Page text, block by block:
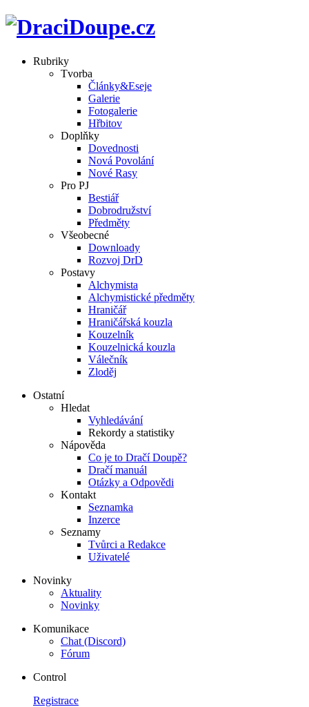
Rubriky
Tvorba
Články&Eseje
Galerie
Fotogalerie
Hřbitov
Doplňky
Dovednosti
Nová Povolání
Nové Rasy
Pro PJ
Bestiář
Dobrodružství
Předměty
Všeobecné
Downloady
Rozvoj DrD
Postavy
Alchymista
Alchymistické předměty
Hraničář
Hraničářská kouzla
Kouzelník
Kouzelnická kouzla
Válečník
Zloděj
Ostatní
Hledat
Vyhledávání
Rekordy a statistiky
Nápověda
Co je to Dračí Doupě?
Dračí manuál
Otázky a Odpovědi
Kontakt
Seznamka
Inzerce
Seznamy
Tvůrci a Redakce
Uživatelé
Novinky
Aktuality
Novinky
Komunikace
Chat (Discord)
Fórum
Control
Registrace